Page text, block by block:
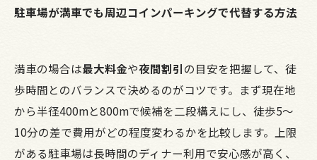
駐車場が満車でも周辺コインパーキングで代替する方法
満車の場合は最大料金や夜間割引の目安を把握して、徒
歩時間とのバランスで決めるのがコツです。まず現在地
から半径400mと800mで候補を二段構えにし、徒歩5〜
10分の差で費用がどの程度変わるかを比較します。上限
がある駐車場は長時間のディナー利用で安心感が高く、